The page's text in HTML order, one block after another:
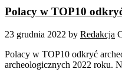
Polacy w TOP10
23 grudnia 2022 by Redakcja
Polacy w TOP10 odkryć
archeologicznych 2022 roku.